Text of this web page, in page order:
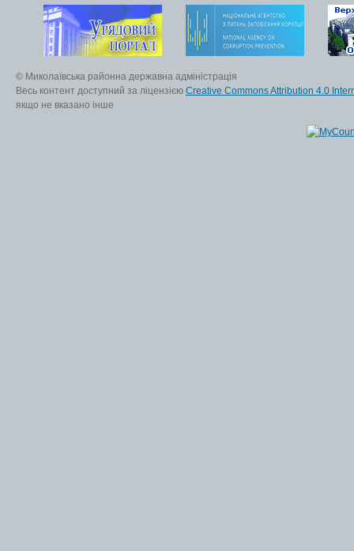
© Миколаївська районна державна адміністрація
Весь контент доступний за ліцензією Creative Commons Attribution 4.0
якщо не вказано інше